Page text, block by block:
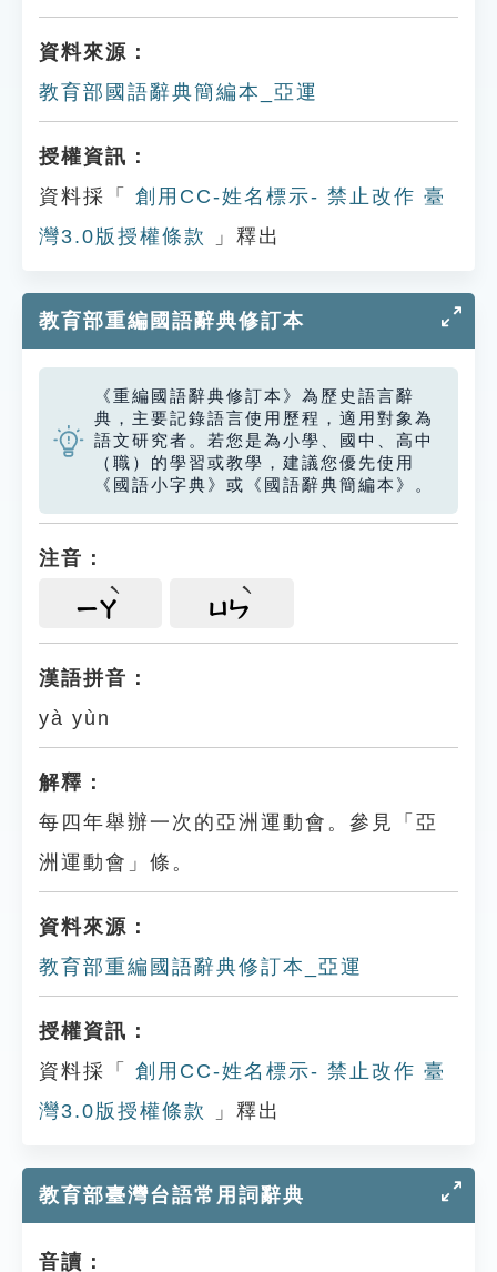
資料來源：
教育部國語辭典簡編本_亞運
授權資訊：
資料採「
創用CC-姓名標示- 禁止改作 臺
灣3.0版授權條款
」釋出
教育部重編國語辭典修訂本
《重編國語辭典修訂本》為歷史語言辭
典，主要記錄語言使用歷程，適用對象為
語文研究者。若您是為小學、國中、高中
（職）的學習或教學，建議您優先使用
《國語小字典》或《國語辭典簡編本》。
注音：
ㄧㄚ ㄩㄣ
漢語拼音：
yà yùn
解釋：
每四年舉辦一次的亞洲運動會。參見「亞
洲運動會」條。
資料來源：
教育部重編國語辭典修訂本_亞運
授權資訊：
資料採「
創用CC-姓名標示- 禁止改作 臺
灣3.0版授權條款
」釋出
教育部臺灣台語常用詞辭典
音讀：